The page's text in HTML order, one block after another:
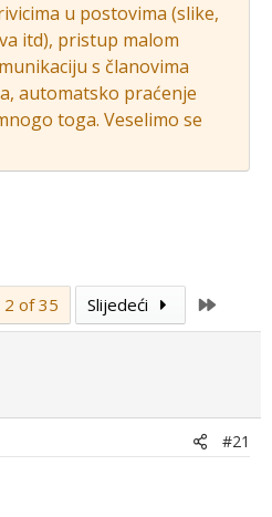
u postovima (slike,
itd), pristup malom
s članovima
automatsko praćenje
toga. Veselimo se
2 of 35 Slijedeći
#21